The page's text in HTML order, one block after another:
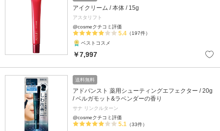
アイクリーム / 本体 / 15g
アスタリフト
@cosmeクチコミ評価
5.4 （197件）
ベストコスメ
￥7,997
送料無料
アドバンスト 薬用シューティングエフェクター / 20g
/ ベルガモット&ラベンダーの香り
サナ リンクルターン
@cosmeクチコミ評価
5.1 （33件）